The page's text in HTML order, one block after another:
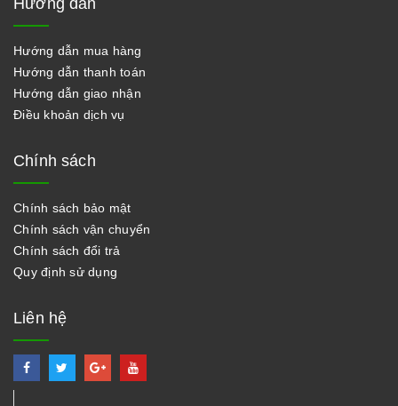
Hướng dẫn
Hướng dẫn mua hàng
Hướng dẫn thanh toán
Hướng dẫn giao nhận
Điều khoản dịch vụ
Chính sách
Chính sách bảo mật
Chính sách vận chuyển
Chính sách đổi trả
Quy định sử dụng
Liên hệ